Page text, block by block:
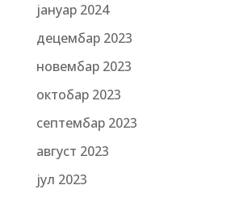
јануар 2024
децембар 2023
новембар 2023
октобар 2023
септембар 2023
август 2023
јул 2023